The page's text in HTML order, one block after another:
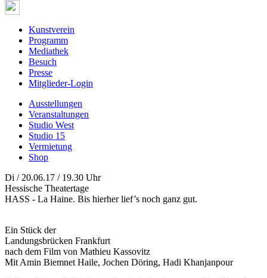
Kunstverein
Programm
Mediathek
Besuch
Presse
Mitglieder-Login
Ausstellungen
Veranstaltungen
Studio West
Studio 15
Vermietung
Shop
Di / 20.06.17 / 19.30 Uhr
Hessische Theatertage
HASS - La Haine. Bis hierher lief’s noch ganz gut.
Ein Stück der
Landungsbrücken Frankfurt
nach dem Film von Mathieu Kassovitz
Mit Amin Biemnet Haile, Jochen Döring, Hadi Khanjanpour